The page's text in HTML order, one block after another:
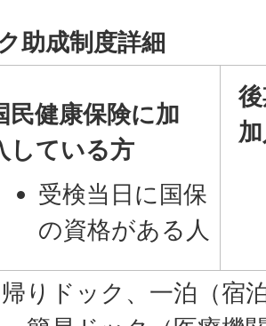
助成制度詳細
民健康保険に加
している方
受検当日に国保
の資格がある人
りドック、一泊（宿